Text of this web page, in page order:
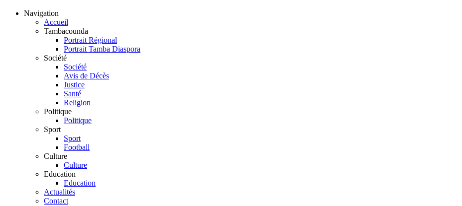
Navigation
Accueil
Tambacounda
Portrait Régional
Portrait Tamba Diaspora
Société
Société
Avis de Décès
Justice
Santé
Religion
Politique
Politique
Sport
Sport
Football
Culture
Culture
Education
Education
Actualités
Contact